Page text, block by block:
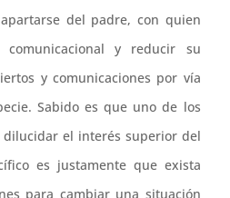
del padre, con quien
y reducir su
y comunicaciones por vía
Sabido es que uno de los
el interés superior del
es justamente que exista
para cambiar una situación